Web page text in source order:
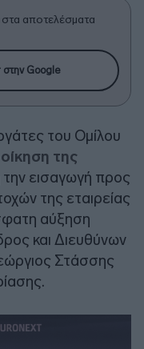
αποτελέσματα
Google
του Ομίλου
της
εισαγωγή προς
της εταιρείας
αύξηση
και Διευθύνων
Στάσσης